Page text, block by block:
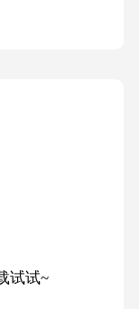
试试~